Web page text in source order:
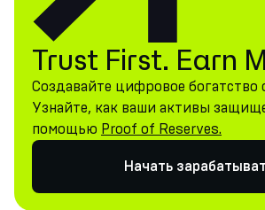
Trust First. Earn
Создавайте цифровое богатство
Узнайте, как ваши активы
помощью Proof of Reserves.
Начать